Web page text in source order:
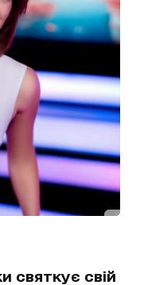
святкує свій